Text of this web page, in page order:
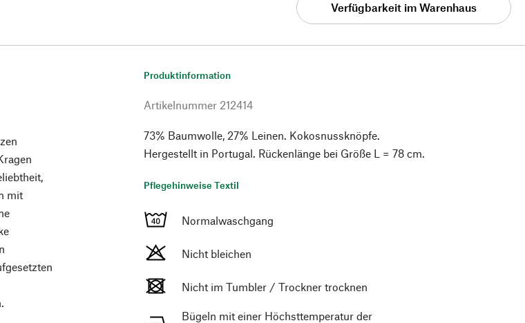
Verfügbarkeit im Warenhaus
mit
Produktinformation
Artikelnummer 212414
73% Baumwolle, 27% Leinen. Kokosnussknöpfe.
Hergestellt in Portugal. Rückenlänge bei Größe L = 78 cm.
Pflegehinweise Textil
Normalwaschgang
Nicht bleichen
Nicht im Tumbler / Trockner trocknen
Bügeln mit einer Höchsttemperatur der